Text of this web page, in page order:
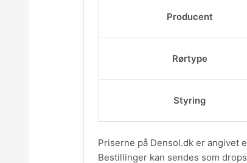
Producent
Rørtype
Styring
Priserne på Densol.dk er angivet
Bestillinger kan sendes som